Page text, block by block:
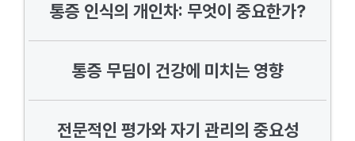
통증 인식의 개인차: 무엇이 중요한가?
통증 무딤이 건강에 미치는 영향
전문적인 평가와 자기 관리의 중요성